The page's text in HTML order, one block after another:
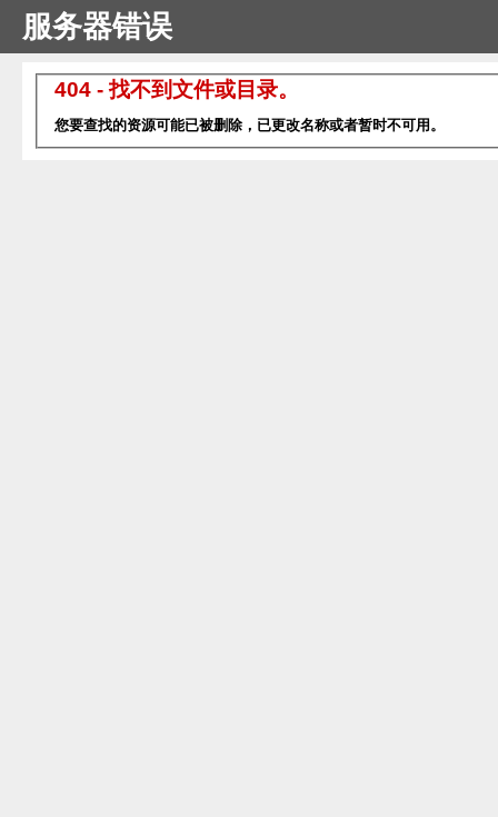
服务器错误
404 - 找不到文件或目录。
您要查找的资源可能已被删除，已更改名称或者暂时不可用。